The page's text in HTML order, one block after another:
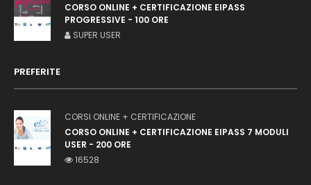
CORSO ONLINE + CERTIFICAZIONE EIPASS
PROGRESSIVE - 100 ORE
SUPER USER
PREFERITE
CORSI ONLINE + CERTIFICAZIONE
CORSO ONLINE + CERTIFICAZIONE EIPASS 7 MODULI
USER - 200 ORE
16528